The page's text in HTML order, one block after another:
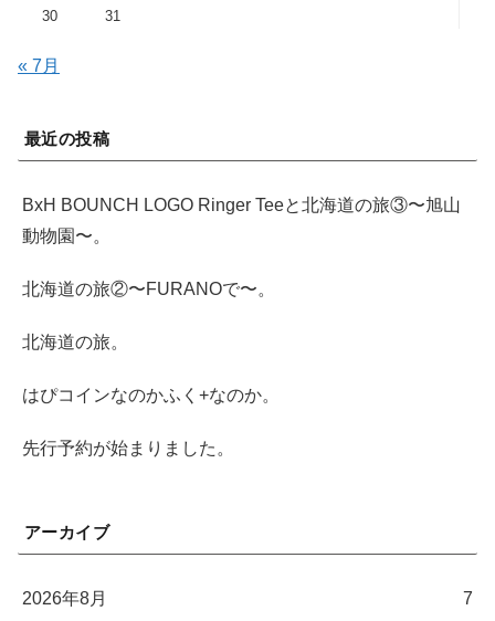
30
31
« 7月
最近の投稿
BxH BOUNCH LOGO Ringer Teeと北海道の旅③〜旭山
動物園〜。
北海道の旅②〜FURANOで〜。
北海道の旅。
はぴコインなのかふく+なのか。
先行予約が始まりました。
アーカイブ
2026年8月 7